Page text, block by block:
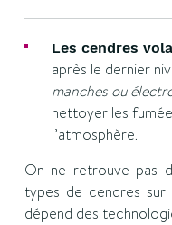
Les cendres
après le dernier
manches ou
nettoyer les
l’atmosphère.
On ne retrouve pas
types de cendres
dépend des